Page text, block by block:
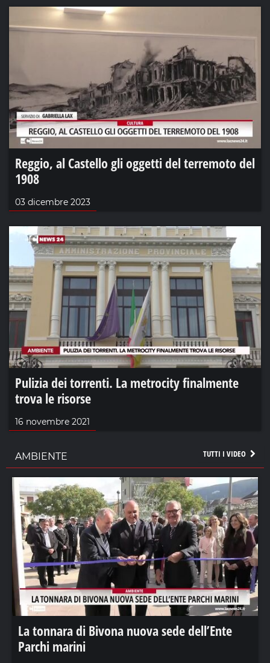
Reggio, al Castello gli oggetti del terremoto del
1908
03 dicembre 2023
Pulizia dei torrenti. La metrocity finalmente
trova le risorse
16 novembre 2021
TUTTI I VIDEO
AMBIENTE
La tonnara di Bivona nuova sede dell’Ente
Parchi marini